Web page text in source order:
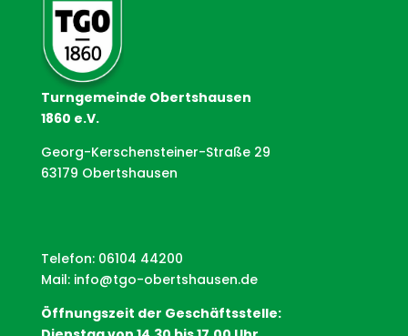
Turngemeinde Obertshausen
1860 e.V.
Georg-Kerschensteiner-Straße 29
63179 Obertshausen
Telefon: 06104 44200
Mail: info@tgo-obertshausen.de
Öffnungszeit der Geschäftsstelle: